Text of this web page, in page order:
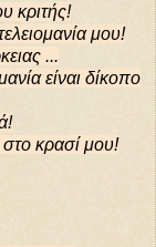
κριτής!
μου!
...
είναι δίκοπο
κρασί μου!